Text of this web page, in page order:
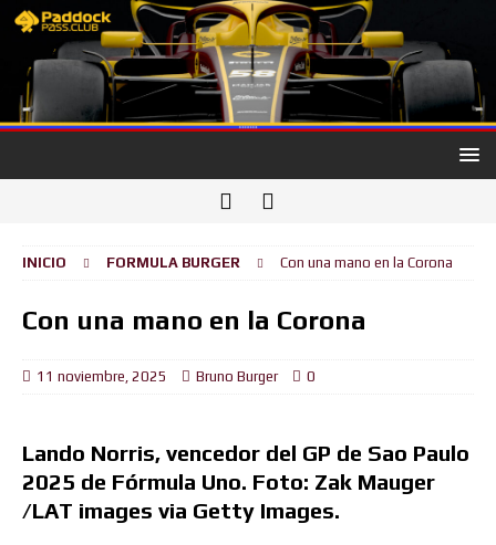
INICIO FORMULA BURGER Con una mano en la Corona
Con una mano en la Corona
11 noviembre, 2025 Bruno Burger 0
Lando Norris, vencedor del GP de Sao Paulo
2025 de Fórmula Uno. Foto: Zak Mauger
/LAT images via Getty Images.